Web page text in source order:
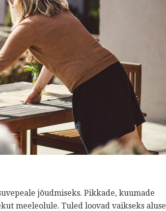
jõudmiseks. Pikkade, kuumade
meeleolule. Tuled loovad vaikseks aluse